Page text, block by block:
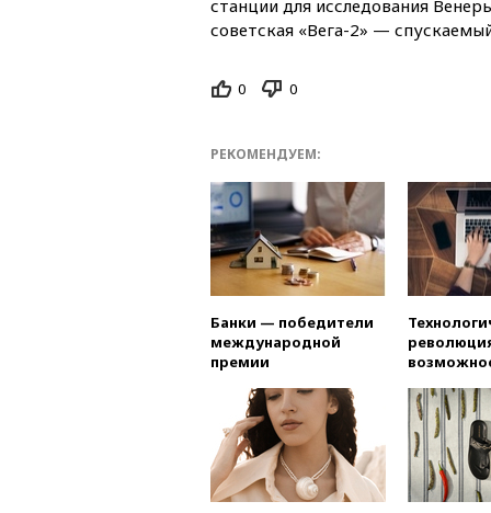
станции для исследования
советская «Вега-2» —
0 0
РЕКОМЕНДУЕМ:
Банки — победители
международной
премии